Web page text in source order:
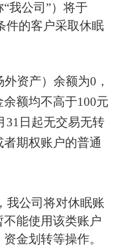
“我公司”）将于
件的客户采取休眠
资产）余额为0，
额均不高于100元
31日起无交易无转
期权账户的普通
我公司将对休眠账
能使用该类账户
资金划转等操作。